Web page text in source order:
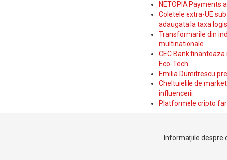
NETOPIA Payments
Coletele extra-UE
adaugata la taxa
Transformarile din
multinationale
CEC Bank
Eco-Tech
Emilia Dumitrescu
Cheltuielile de
influencerii
Platformele cripto
Informațiile despre